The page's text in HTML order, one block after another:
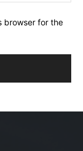
browser for the